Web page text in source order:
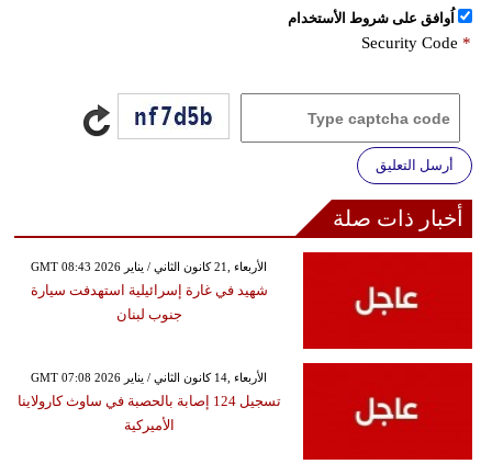
اُوافق على شروط الأستخدام
Security Code *
أرسل التعليق
أخبار ذات صلة
GMT 08:43 2026 الأربعاء ,21 كانون الثاني / يناير
شهيد في غارة إسرائيلية استهدفت سيارة
جنوب لبنان
GMT 07:08 2026 الأربعاء ,14 كانون الثاني / يناير
تسجيل 124 إصابة بالحصبة في ساوث كارولاينا
الأميركية